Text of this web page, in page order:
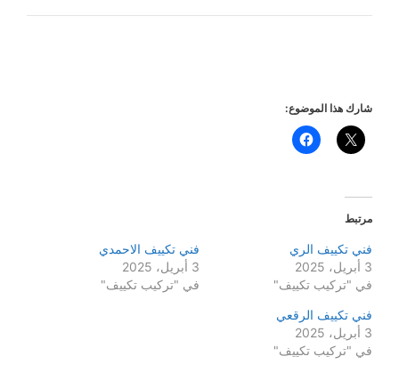
شارك هذا الموضوع:
مرتبط
فني تكييف الري
3 أبريل، 2025
في "تركيب تكييف"
فني تكييف الاحمدي
3 أبريل، 2025
في "تركيب تكييف"
فني تكييف الرقعي
3 أبريل، 2025
في "تركيب تكييف"